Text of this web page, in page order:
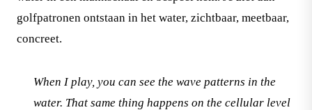
golfpatronen ontstaan in het water, zichtbaar, meetbaar,
concreet.
When I play, you can see the wave patterns in the
water. That same thing happens on the cellular level